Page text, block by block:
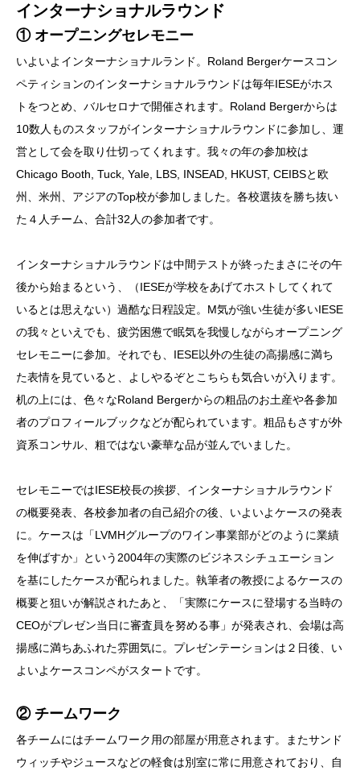
インターナショナルラウンド
① オープニングセレモニー
いよいよインターナショナルランド。Roland Bergerケースコン
ペティションのインターナショナルラウンドは毎年IESEがホス
トをつとめ、バルセロナで開催されます。Roland Bergerからは
10数人ものスタッフがインターナショナルラウンドに参加し、運
営として会を取り仕切ってくれます。我々の年の参加校は
Chicago Booth, Tuck, Yale, LBS, INSEAD, HKUST, CEIBSと欧
州、米州、アジアのTop校が参加しました。各校選抜を勝ち抜い
た４人チーム、合計32人の参加者です。
インターナショナルラウンドは中間テストが終ったまさにその午
後から始まるという、（IESEが学校をあげてホストしてくれて
いるとは思えない）過酷な日程設定。M気が強い生徒が多いIESE
の我々といえでも、疲労困憊で眠気を我慢しながらオープニング
セレモニーに参加。それでも、IESE以外の生徒の高揚感に満ち
た表情を見ていると、よしやるぞとこちらも気合いが入ります。
机の上には、色々なRoland Bergerからの粗品のお土産や各参加
者のプロフィールブックなどが配られています。粗品もさすが外
資系コンサル、粗ではない豪華な品が並んでいました。
セレモニーではIESE校長の挨拶、インターナショナルラウンド
の概要発表、各校参加者の自己紹介の後、いよいよケースの発表
に。ケースは「LVMHグループのワイン事業部がどのように業績
を伸ばすか」という2004年の実際のビジネスシチュエーション
を基にしたケースが配られました。執筆者の教授によるケースの
概要と狙いが解説されたあと、「実際にケースに登場する当時の
CEOがプレゼン当日に審査員を努める事」が発表され、会場は高
揚感に満ちあふれた雰囲気に。プレゼンテーションは２日後、い
よいよケースコンペがスタートです。
② チームワーク
各チームにはチームワーク用の部屋が用意されます。またサンド
ウィッチやジュースなどの軽食は別室に常に用意されており、自